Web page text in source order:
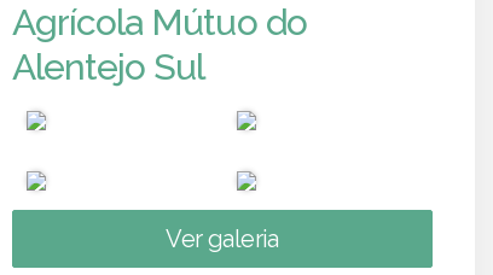
Agrícola Mútuo do
Alentejo Sul
Ver galeria